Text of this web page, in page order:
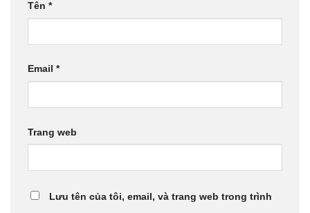
Tên *
Email *
Trang web
Lưu tên của tôi, email, và trang web trong trình